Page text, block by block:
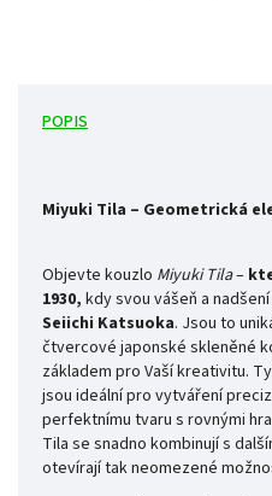
POPIS
Miyuki Tila – Geometrická
Objevte kouzlo Miyuki Tila–
1930, kdy svou vášeň a
Seiichi Katsuoka. Jsou to
čtvercové japonské skleněné
základem pro Vaší kreativitu.
jsou ideální pro vytváření
perfektnímu tvaru s rovnými
Tila se snadno kombinují s
otevírají tak neomezené